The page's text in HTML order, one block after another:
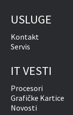
USLUGE
Kontakt
Servis
IT VESTI
Procesori
Grafičke Kartice
Novosti